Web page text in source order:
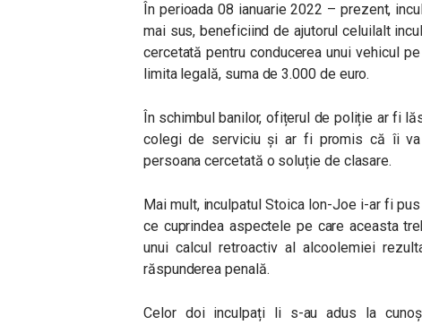
În perioada 08 ianuarie 2022 – prezent,
mai sus, beneficiind de ajutorul celuilalt
cercetată pentru conducerea unui vehicul
limita legală, suma de 3.000 de euro.
În schimbul banilor, ofițerul de poliție ar fi
colegi de serviciu și ar fi promis că îi
persoana cercetată o soluție de clasare.
Mai mult, inculpatul Stoica Ion-Joe i-ar fi
ce cuprindea aspectele pe care aceasta
unui calcul retroactiv al alcoolemiei
răspunderea penală.
Celor doi inculpați li s-au adus la